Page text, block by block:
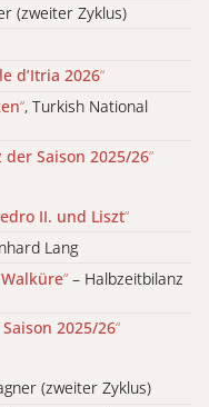
(zweiter Zyklus)
d’Itria 2026“
“, Turkish National
der Saison 2025/26“
II. und Liszt“
Lang
“ – Halbzeitbilanz
2025/26“
(zweiter Zyklus)